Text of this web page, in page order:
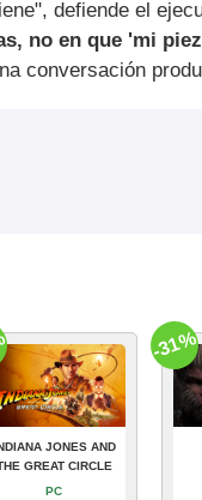
defiende el
no en que 'mi
conversación
JONES AND
GREAT CIRCLE
PC
-31%